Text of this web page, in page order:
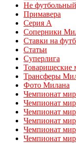
Не
Примавера
Серия А
Соперники
Ставки на
Статьи
Суперлига
Товарищеские
Трансферы
Фото Милана
Чемпионат
Чемпионат
Чемпионат
Чемпионат
Чемпионат
Чемпионат